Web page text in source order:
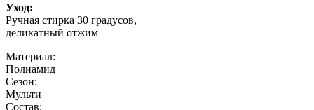
Уход:
Ручная стирка 30 градусов,
деликатный отжим
Материал:
Полиамид
Сезон:
Мульти
Состав: